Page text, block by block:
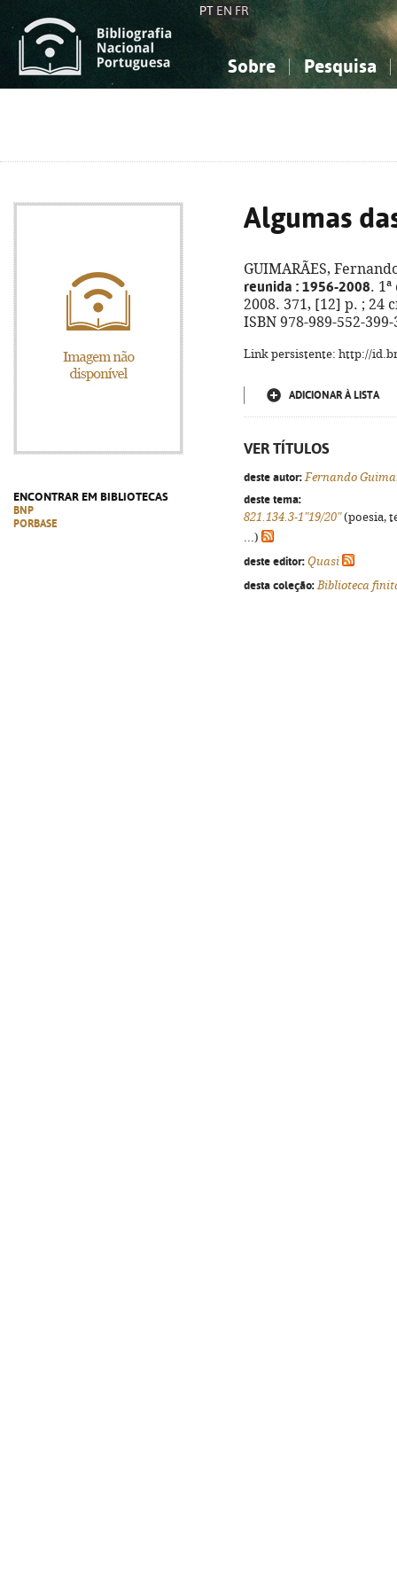
PT EN FR
Sobre Pesquisa
ENCONTRAR EM BIBLIOTECAS
BNP
PORBASE
Algumas
GUIMARÃES,
reunida : 1956-2008.
2008. 371, [12] p. ;
ISBN 978-989-552-399-
Link persistente: http://
ADICIONAR À LISTA
VER TÍTULOS
deste autor: Fernando
deste tema:
821.134.3-1"19/20"(poesia,
...)
deste editor: Quasi
desta coleção: Biblioteca